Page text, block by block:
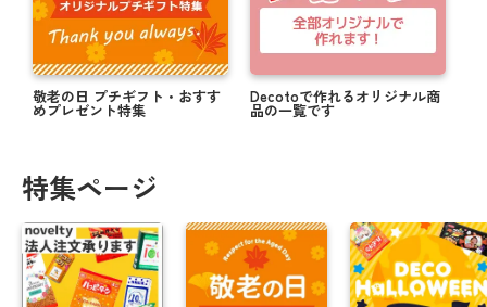
敬老の日 プチギフト・おすす
めプレゼント特集
Decotoで作れるオリジナル商
品の一覧です
特集ページ